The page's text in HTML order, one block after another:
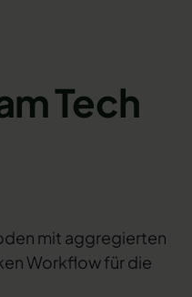
Tech
mit aggregierten
Workflow für die